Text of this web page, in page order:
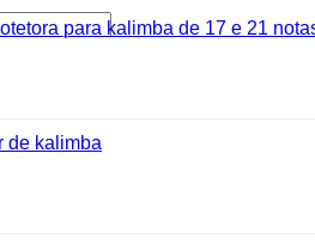
para kalimba de 17 e 21
de kalimba